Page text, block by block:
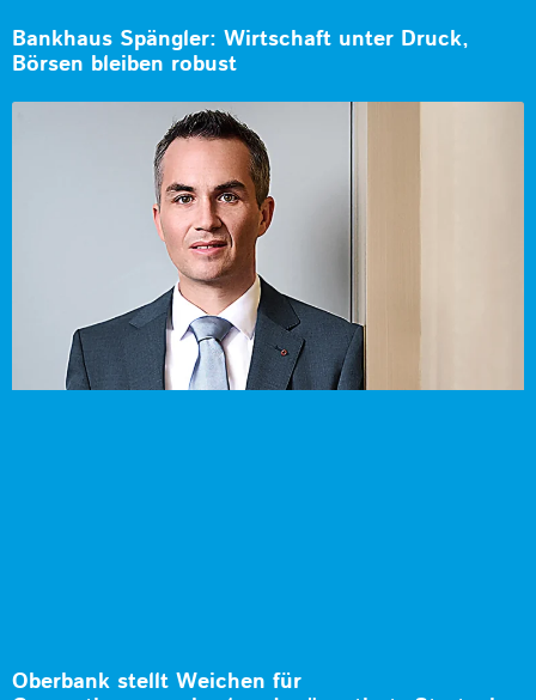
Bankhaus Spängler: Wirtschaft unter Druck,
Börsen bleiben robust
Oberbank stellt Weichen für